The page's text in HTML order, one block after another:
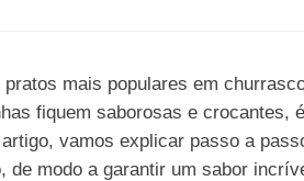
mais populares em
fiquem saborosas e crocantes,
vamos explicar passo a
de modo a garantir um sabor